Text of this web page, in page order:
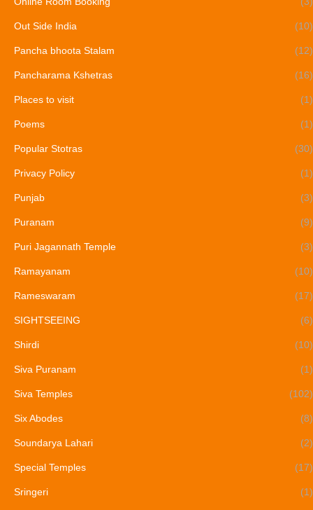
Out Side India (10)
Pancha bhoota Stalam (12)
Pancharama Kshetras (16)
Places to visit (1)
Poems (1)
Popular Stotras (30)
Privacy Policy (1)
Punjab (3)
Puranam (9)
Puri Jagannath Temple (3)
Ramayanam (10)
Rameswaram (17)
SIGHTSEEING (6)
Shirdi (10)
Siva Puranam (1)
Siva Temples (102)
Six Abodes (8)
Soundarya Lahari (2)
Special Temples (17)
Sringeri (1)